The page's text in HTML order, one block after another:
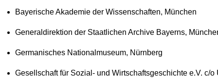
Bayerische Akademie der Wissenschaften, München
Generaldirektion der Staatlichen Archive Bayerns,
Germanisches Nationalmuseum, Nürnberg
Gesellschaft für Sozial- und Wirtschaftsgeschichte e.V. c/